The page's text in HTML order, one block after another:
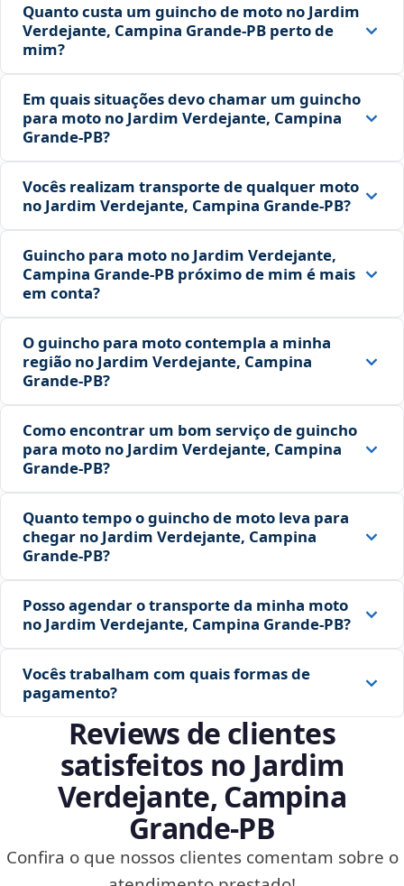
Quanto custa um guincho de moto no Jardim
Verdejante, Campina Grande‑PB perto de
mim?
Em quais situações devo chamar um guincho
para moto no Jardim Verdejante, Campina
Grande‑PB?
Vocês realizam transporte de qualquer moto
no Jardim Verdejante, Campina Grande‑PB?
Guincho para moto no Jardim Verdejante,
Campina Grande‑PB próximo de mim é mais
em conta?
O guincho para moto contempla a minha
região no Jardim Verdejante, Campina
Grande‑PB?
Como encontrar um bom serviço de guincho
para moto no Jardim Verdejante, Campina
Grande‑PB?
Quanto tempo o guincho de moto leva para
chegar no Jardim Verdejante, Campina
Grande‑PB?
Posso agendar o transporte da minha moto
no Jardim Verdejante, Campina Grande‑PB?
Vocês trabalham com quais formas de
pagamento?
Reviews de clientes
satisfeitos no Jardim
Verdejante, Campina
Grande‑PB
Confira o que nossos clientes comentam sobre o